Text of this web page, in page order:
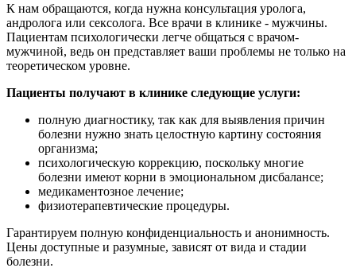
К нам обращаются, когда нужна консультация уролога,
андролога или сексолога. Все врачи в клинике - мужчины.
Пациентам психологически легче общаться с врачом-
мужчиной, ведь он представляет ваши проблемы не только на
теоретическом уровне.
Пациенты получают в клинике следующие услуги:
полную диагностику, так как для выявления причин
болезни нужно знать целостную картину состояния
организма;
психологическую коррекцию, поскольку многие
болезни имеют корни в эмоциональном дисбалансе;
медикаментозное лечение;
физиотерапевтические процедуры.
Гарантируем полную конфиденциальность и анонимность.
Цены доступные и разумные, зависят от вида и стадии
болезни.